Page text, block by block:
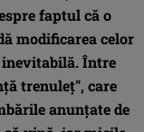
faptul că o
modificarea celor
Între
trenuleț", care
anunțate de